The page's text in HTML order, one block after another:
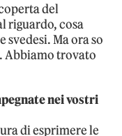
del
riguardo, cosa
svedesi. Ma ora so
Abbiamo trovato
nei vostri
di esprimere le